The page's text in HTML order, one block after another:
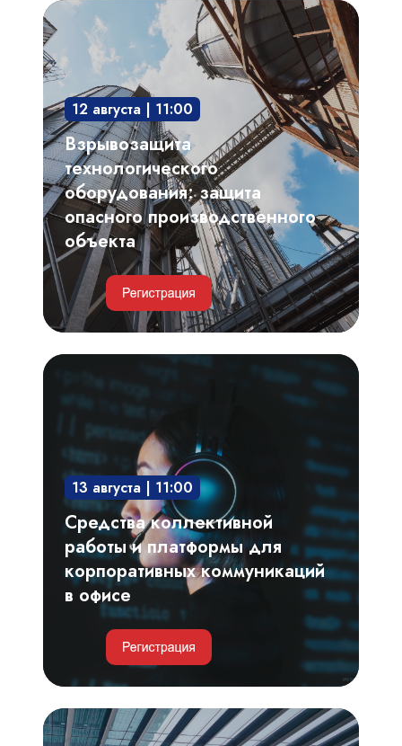
Взрывозащита
технологического
оборудования:
защита
опасного
производственного
объекта
12 августа | 11:00
Взрывозащита
технологического
оборудования: защита
опасного производственного
объекта
Средства
коллективной
платформы
для
корпоративных
коммуникаций
офисе
13 августа | 11:00
Средства коллективной
работы и платформы для
корпоративных коммуникаций
в офисе
Умные